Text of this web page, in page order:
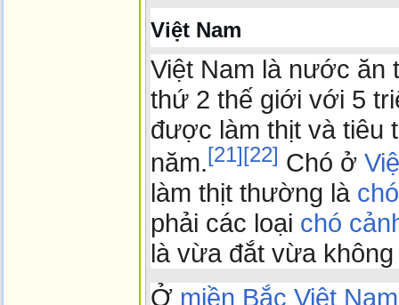
Việt Nam
Việt Nam là nước ăn
thứ 2 thế giới với 5
được làm thịt và tiêu
năm.[21] [22] Chó ở
làm thịt thường là
phải các loại chó
là vừa đắt vừa
Ở miền Bắc Việt Nam